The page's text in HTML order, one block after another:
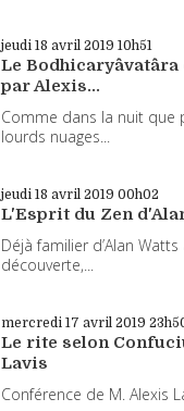
jeudi 18 avril 2019 10h51
Le Bodhicaryâvatâra
par Alexis...
Comme dans la nuit que
lourds nuages...
jeudi 18 avril 2019 00h02
L'Esprit du Zen
Déjà familier d’Alan Watts
découverte,...
mercredi 17 avril 2019
Le rite selon
Lavis
Conférence de M. Alexis